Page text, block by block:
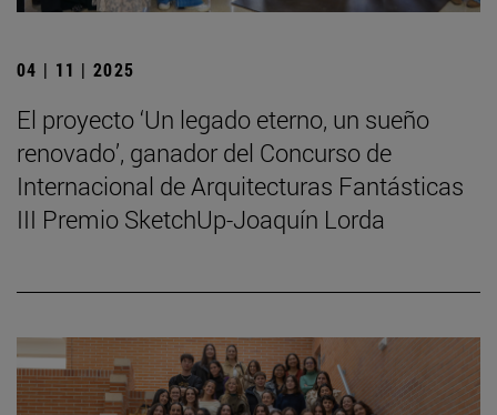
04 | 11 | 2025
El proyecto ‘Un legado eterno, un sueño
renovado’, ganador del Concurso de
Internacional de Arquitecturas Fantásticas
III Premio SketchUp-Joaquín Lorda